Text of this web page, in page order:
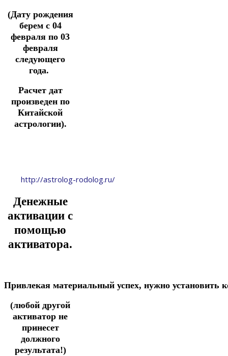
(Дату рождения
берем с 04
февраля по 03
февраля
следующего
года.
Расчет дат
произведен по
Китайской
астрологии).
http://astrolog-rodolog.ru/
Денежные
активации с
помощью
активатора.
Привлекая материальный успех, нужно установить
(любой другой
активатор не
принесет
должного
результата!)